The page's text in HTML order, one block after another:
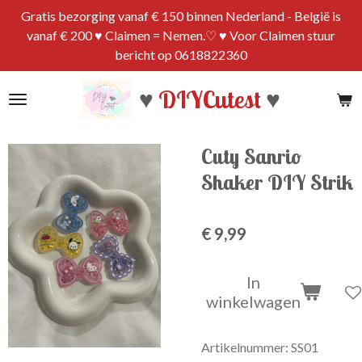
Ga
direct
de
hoofdinhoud
♥ DIYCutest♥
Gratis bezorging vanaf € 150 binnen Nederland - België is
vanaf € 200 ♥ Claimen = Nemen.♡ ♥ Voor Claimen stuur
bericht op 0618822360
Cuty Sanrio
Shaker DIY Strik
€ 9,99
In
winkelwagen
Artikelnummer: SS01